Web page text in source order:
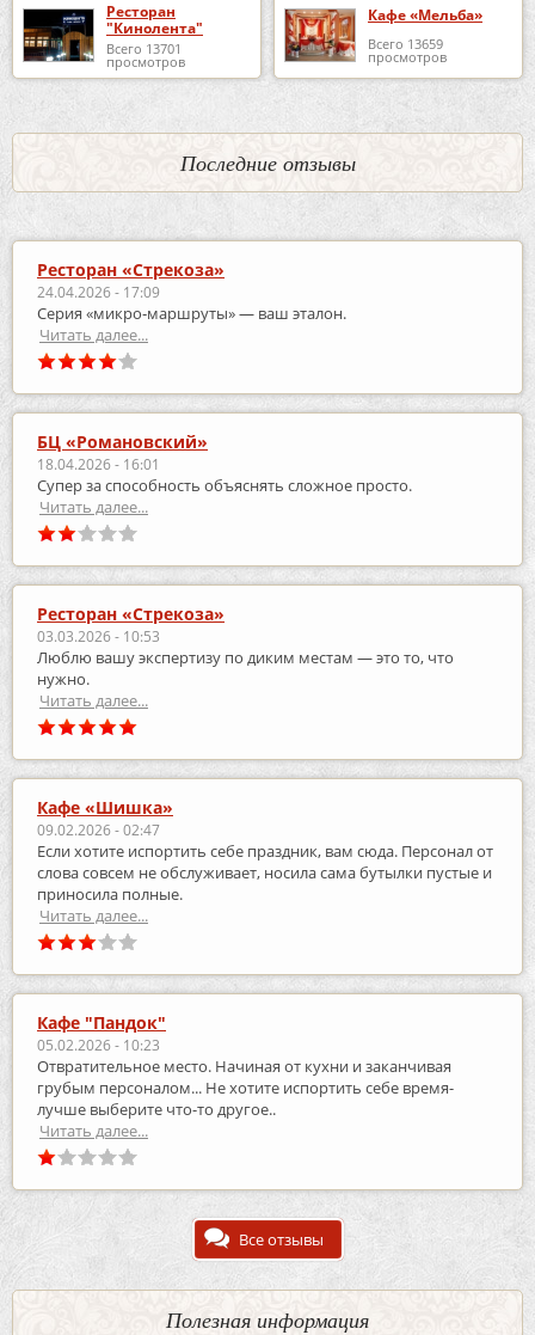
Ресторан
"Кинолента"
Всего 13701
просмотров
Кафе «Мельба»
Всего 13659
просмотров
Последние отзывы
Ресторан «Стрекоза»
24.04.2026 - 17:09
Серия «микро‑маршруты» — ваш эталон.
Читать далее...
БЦ «Романовский»
18.04.2026 - 16:01
Супер за способность объяснять сложное просто.
Читать далее...
Ресторан «Стрекоза»
03.03.2026 - 10:53
Люблю вашу экспертизу по диким местам — это то, что
нужно.
Читать далее...
Кафе «Шишка»
09.02.2026 - 02:47
Если хотите испортить себе праздник, вам сюда. Персонал от
слова совсем не обслуживает, носила сама бутылки пустые и
приносила полные.
Читать далее...
Кафе "Пандок"
05.02.2026 - 10:23
Отвратительное место. Начиная от кухни и заканчивая
грубым персоналом... Не хотите испортить себе время-
лучше выберите что-то другое..
Читать далее...
Все отзывы
Полезная информация